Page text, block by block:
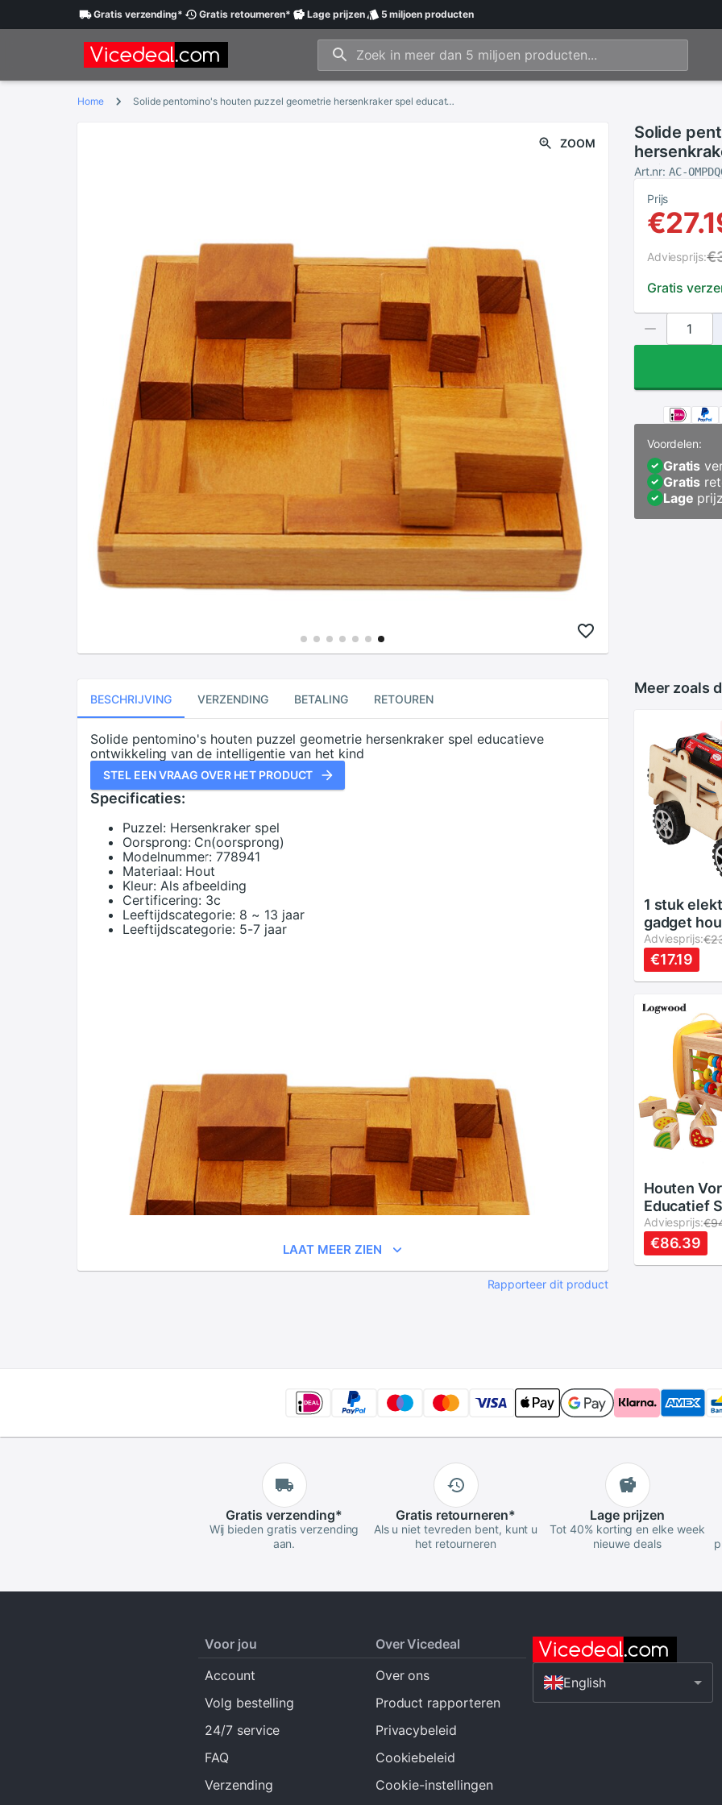
Gratisverzending* Gratisretourneren* Lageprijzen 5 miljoen producten
Home Solide pentomino's houten puzzel geometrie hersenkraker spel educatieve ontwikkeling van de intelligentie van het kind
ZOOM
Solide
de
Art.nr:AC-
Prijs
Gratis
Adviesprijs:
Voordelen:
Gratis
Gratis
Lage
BESCHRIJVING VERZENDING BETALING RETOUREN
Solide pentomino's houten puzzel geometrie hersenkraker spel educatieve
ontwikkeling van de intelligentie van het kind
STEL EEN VRAAG OVER HET PRODUCT
Specificaties:
Puzzel: Hersenkraker spel
Oorsprong: Cn(oorsprong)
Modelnummer: 778941
Materiaal: Hout
Kleur: Als afbeelding
Certificering: 3c
Leeftijdscategorie: 8 ~ 13 jaar
Leeftijdscategorie: 5-7 jaar
LAAT MEER ZIEN
Rapporteer dit product
Meer zoals
1 stuk
gadget
voertuig
doe-het-
Adviesprijs:
€17.19
Houten
Educatief
Makkelijk
Pakken
Stevige
Adviesprijs:
€86.39
Gratis verzending*
Wij bieden gratis verzending
aan.
Gratis retourneren*
Als u niet tevreden bent, kunt u
het retourneren
Lage prijzen
Tot 40% korting en elke week
nieuwe deals
Voor jou
Account
Volg bestelling
24/7 service
FAQ
Verzending
Over Vicedeal
Over ons
Product rapporteren
Privacybeleid
Cookiebeleid
Cookie-instellingen
English